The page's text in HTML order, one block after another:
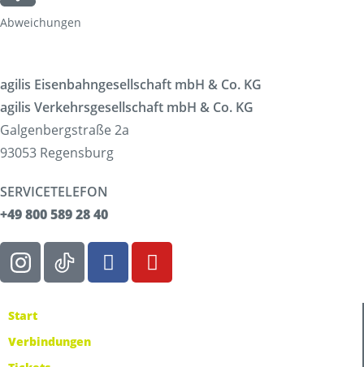
Abweichungen
agilis Eisenbahngesellschaft mbH & Co. KG
agilis Verkehrsgesellschaft mbH & Co. KG
Galgenbergstraße 2a
93053 Regensburg
SERVICETELEFON
+49 800 589 28 40
Start
Verbindungen